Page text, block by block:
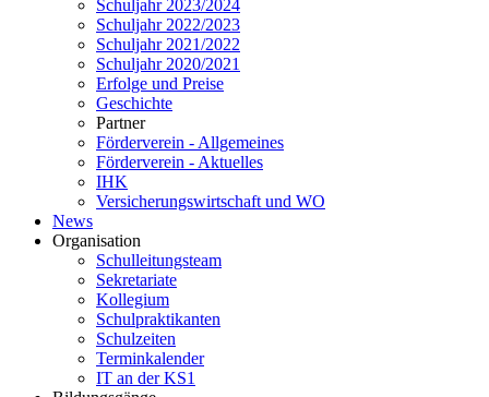
Schuljahr 2023/2024
Schuljahr 2022/2023
Schuljahr 2021/2022
Schuljahr 2020/2021
Erfolge und Preise
Geschichte
Partner
Förderverein - Allgemeines
Förderverein - Aktuelles
IHK
Versicherungswirtschaft und WO
News
Organisation
Schulleitungsteam
Sekretariate
Kollegium
Schulpraktikanten
Schulzeiten
Terminkalender
IT an der KS1